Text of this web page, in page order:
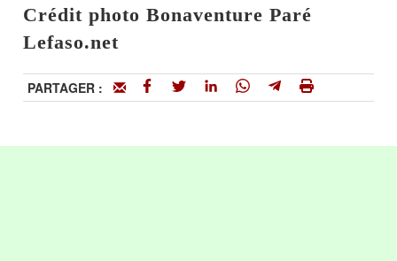
Crédit photo Bonaventure Paré
Lefaso.net
PARTAGER :